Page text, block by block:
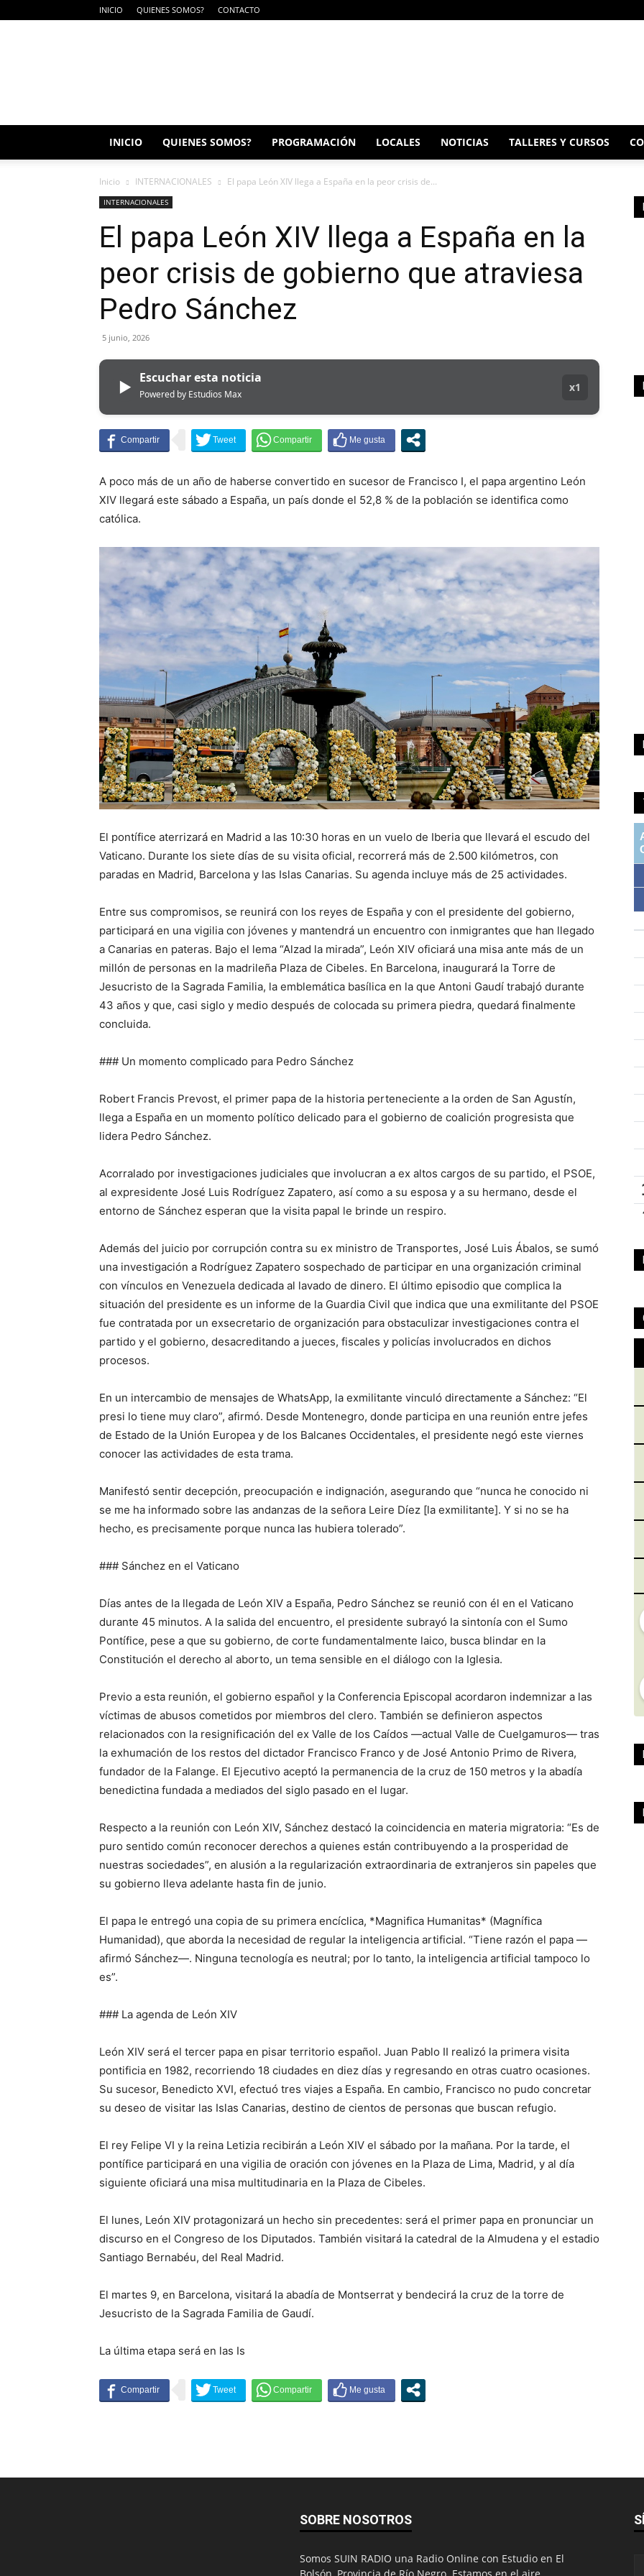
INICIO QUIENES SOMOS? CONTACTO
INICIO QUIENES SOMOS? PROGRAMACIÓN LOCALES NOTICIAS TALLERES Y CURSOS
Inicio INTERNACIONALES El papa León XIV llega a España en la peor crisis de...
INTERNACIONALES
El papa León XIV llega a España en la
peor crisis de gobierno que atraviesa
Pedro Sánchez
5 junio, 2026
▶ Escuchar esta noticia
Powered by Estudios Max
x1
A poco más de un año de haberse convertido en sucesor de Francisco I, el papa argentino León
XIV llegará este sábado a España, un país donde el 52,8 % de la población se identifica como
católica.
El pontífice aterrizará en Madrid a las 10:30 horas en un vuelo de Iberia que llevará el escudo del
Vaticano. Durante los siete días de su visita oficial, recorrerá más de 2.500 kilómetros, con
paradas en Madrid, Barcelona y las Islas Canarias. Su agenda incluye más de 25 actividades.
Entre sus compromisos, se reunirá con los reyes de España y con el presidente del gobierno,
participará en una vigilia con jóvenes y mantendrá un encuentro con inmigrantes que han llegado
a Canarias en pateras. Bajo el lema “Alzad la mirada”, León XIV oficiará una misa ante más de un
millón de personas en la madrileña Plaza de Cibeles. En Barcelona, inaugurará la Torre de
Jesucristo de la Sagrada Familia, la emblemática basílica en la que Antoni Gaudí trabajó durante
43 años y que, casi siglo y medio después de colocada su primera piedra, quedará finalmente
concluida.
### Un momento complicado para Pedro Sánchez
Robert Francis Prevost, el primer papa de la historia perteneciente a la orden de San Agustín,
llega a España en un momento político delicado para el gobierno de coalición progresista que
lidera Pedro Sánchez.
Acorralado por investigaciones judiciales que involucran a ex altos cargos de su partido, el PSOE,
al expresidente José Luis Rodríguez Zapatero, así como a su esposa y a su hermano, desde el
entorno de Sánchez esperan que la visita papal le brinde un respiro.
Además del juicio por corrupción contra su ex ministro de Transportes, José Luis Ábalos, se sumó
una investigación a Rodríguez Zapatero sospechado de participar en una organización criminal
con vínculos en Venezuela dedicada al lavado de dinero. El último episodio que complica la
situación del presidente es un informe de la Guardia Civil que indica que una exmilitante del PSOE
fue contratada por un exsecretario de organización para obstaculizar investigaciones contra el
partido y el gobierno, desacreditando a jueces, fiscales y policías involucrados en dichos
procesos.
En un intercambio de mensajes de WhatsApp, la exmilitante vinculó directamente a Sánchez: “El
presi lo tiene muy claro”, afirmó. Desde Montenegro, donde participa en una reunión entre jefes
de Estado de la Unión Europea y de los Balcanes Occidentales, el presidente negó este viernes
conocer las actividades de esta trama.
Manifestó sentir decepción, preocupación e indignación, asegurando que “nunca he conocido ni
se me ha informado sobre las andanzas de la señora Leire Díez [la exmilitante]. Y si no se ha
hecho, es precisamente porque nunca las hubiera tolerado”.
### Sánchez en el Vaticano
Días antes de la llegada de León XIV a España, Pedro Sánchez se reunió con él en el Vaticano
durante 45 minutos. A la salida del encuentro, el presidente subrayó la sintonía con el Sumo
Pontífice, pese a que su gobierno, de corte fundamentalmente laico, busca blindar en la
Constitución el derecho al aborto, un tema sensible en el diálogo con la Iglesia.
Previo a esta reunión, el gobierno español y la Conferencia Episcopal acordaron indemnizar a las
víctimas de abusos cometidos por miembros del clero. También se definieron aspectos
relacionados con la resignificación del ex Valle de los Caídos —actual Valle de Cuelgamuros— tras
la exhumación de los restos del dictador Francisco Franco y de José Antonio Primo de Rivera,
fundador de la Falange. El Ejecutivo aceptó la permanencia de la cruz de 150 metros y la abadía
benedictina fundada a mediados del siglo pasado en el lugar.
Respecto a la reunión con León XIV, Sánchez destacó la coincidencia en materia migratoria: “Es de
puro sentido común reconocer derechos a quienes están contribuyendo a la prosperidad de
nuestras sociedades”, en alusión a la regularización extraordinaria de extranjeros sin papeles que
su gobierno lleva adelante hasta fin de junio.
El papa le entregó una copia de su primera encíclica, *Magnifica Humanitas* (Magnífica
Humanidad), que aborda la necesidad de regular la inteligencia artificial. “Tiene razón el papa —
afirmó Sánchez—. Ninguna tecnología es neutral; por lo tanto, la inteligencia artificial tampoco lo
es”.
### La agenda de León XIV
León XIV será el tercer papa en pisar territorio español. Juan Pablo II realizó la primera visita
pontificia en 1982, recorriendo 18 ciudades en diez días y regresando en otras cuatro ocasiones.
Su sucesor, Benedicto XVI, efectuó tres viajes a España. En cambio, Francisco no pudo concretar
su deseo de visitar las Islas Canarias, destino de cientos de personas que buscan refugio.
El rey Felipe VI y la reina Letizia recibirán a León XIV el sábado por la mañana. Por la tarde, el
pontífice participará en una vigilia de oración con jóvenes en la Plaza de Lima, Madrid, y al día
siguiente oficiará una misa multitudinaria en la Plaza de Cibeles.
El lunes, León XIV protagonizará un hecho sin precedentes: será el primer papa en pronunciar un
discurso en el Congreso de los Diputados. También visitará la catedral de la Almudena y el estadio
Santiago Bernabéu, del Real Madrid.
El martes 9, en Barcelona, visitará la abadía de Montserrat y bendecirá la cruz de la torre de
Jesucristo de la Sagrada Familia de Gaudí.
La última etapa será en las Is
SOBRE NOSOTROS
Somos SUIN RADIO una Radio Online con Estudio en El